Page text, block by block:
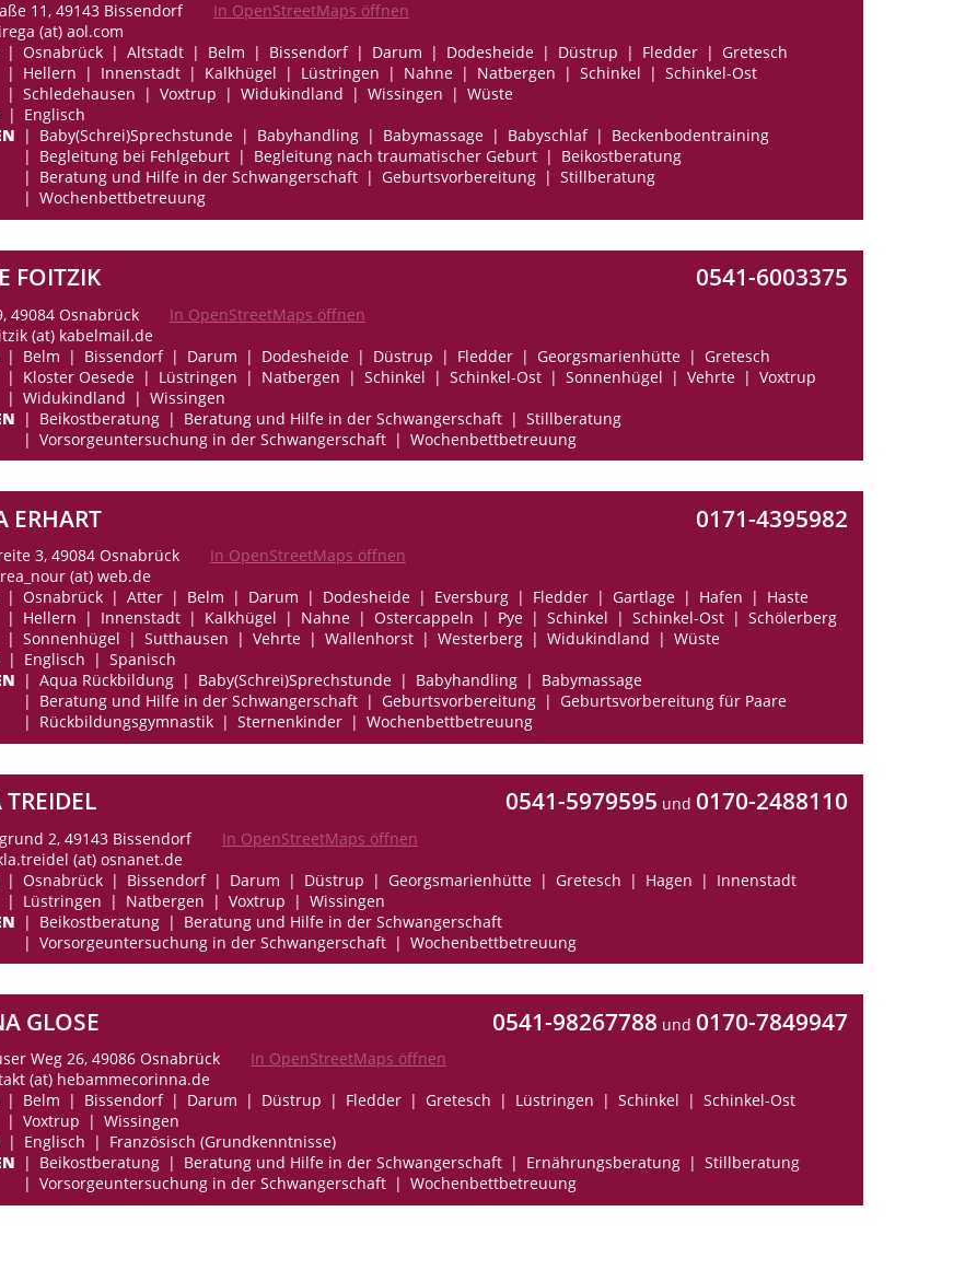
11, 49143 Bissendorf
In OpenStreetMaps öffnen
(at) aol.com
Osnabrück Altstadt Belm Bissendorf Darum Dodesheide Düstrup Fledder
Gretesch
Hellern
Innenstadt Kalkhügel Lüstringen Nahne Natbergen Schinkel
Schinkel-Ost
Schledehausen
Voxtrup Widukindland Wissingen
Wüste
Englisch
Baby(Schrei)Sprechstunde Babyhandling Babymassage Babyschlaf
Beckenbodentraining
Begleitung bei Fehlgeburt
Begleitung nach traumatischer Geburt
Beikostberatung
Beratung und Hilfe in der Schwangerschaft
Geburtsvorbereitung
Stillberatung
Wochenbettbetreuung
FOITZIK 0541-6003375
49084 Osnabrück
In OpenStreetMaps öffnen
(at) kabelmail.de
Belm Bissendorf Darum Dodesheide Düstrup Fledder Georgsmarienhütte
Gretesch
Kloster Oesede
Lüstringen Natbergen Schinkel Schinkel-Ost Sonnenhügel Vehrte
Voxtrup
Widukindland
Wissingen
Beikostberatung Beratung und Hilfe in der Schwangerschaft
Stillberatung
Vorsorgeuntersuchung in der Schwangerschaft
Wochenbettbetreuung
ERHART 0171-4395982
3, 49084 Osnabrück
In OpenStreetMaps öffnen
(at) web.de
Osnabrück Atter Belm Darum Dodesheide Eversburg Fledder Gartlage Hafen
Haste
Hellern
Innenstadt Kalkhügel Nahne Ostercappeln Pye Schinkel Schinkel-Ost
Schölerberg
Sonnenhügel
Sutthausen Vehrte Wallenhorst Westerberg Widukindland
Wüste
Englisch
Spanisch
Aqua Rückbildung Baby(Schrei)Sprechstunde Babyhandling
Babymassage
Beratung und Hilfe in der Schwangerschaft
Geburtsvorbereitung
Geburtsvorbereitung für Paare
Rückbildungsgymnastik
Sternenkinder Wochenbettbetreuung
0541-5979595 und 0170-2488110
2, 49143 Bissendorf
In OpenStreetMaps öffnen
(at) osnanet.de
Osnabrück Bissendorf Darum Düstrup Georgsmarienhütte Gretesch Hagen
Innenstadt
Lüstringen
Natbergen Voxtrup
Wissingen
Beikostberatung
Beratung und Hilfe in der Schwangerschaft
Vorsorgeuntersuchung in der Schwangerschaft
Wochenbettbetreuung
GLOSE 0541-98267788 und 0170-7849947
Weg 26, 49086 Osnabrück
In OpenStreetMaps öffnen
(at) hebammecorinna.de
Belm Bissendorf Darum Düstrup Fledder Gretesch Lüstringen Schinkel
Schinkel-Ost
Voxtrup
Wissingen
Englisch
Französisch (Grundkenntnisse)
Beikostberatung Beratung und Hilfe in der Schwangerschaft Ernährungsberatung
Stillberatung
Vorsorgeuntersuchung in der Schwangerschaft
Wochenbettbetreuung